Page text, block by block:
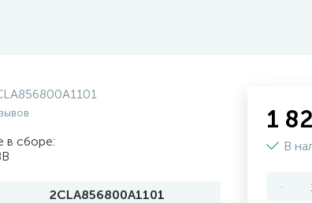
в сборе:
2CLA856800A1101
1
В
-